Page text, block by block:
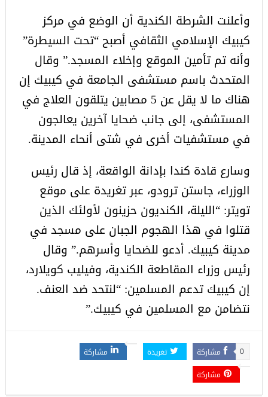
وأعلنت الشرطة الكندية أن الوضع في مركز
كيبيك الإسلامي الثقافي أصبح “تحت السيطرة”
وأنه تم تأمين الموقع وإخلاء المسجد.” وقال
المتحدث باسم مستشفى الجامعة في كيبيك إن
هناك ما لا يقل عن 5 مصابين يتلقون العلاج في
المستشفى، إلى جانب ضحايا آخرين يعالجون
في مستشفيات أخرى في شتى أنحاء المدينة.
وسارع قادة كندا بإدانة الواقعة، إذ قال رئيس
الوزراء، جاستن ترودو، عبر تغريدة على موقع
تويتر: “الليلة، الكنديون حزينون لأولئك الذين
قتلوا في هذا الهجوم الجبان على مسجد في
مدينة كيبيك. أدعو للضحايا وأسرهم.” وقال
رئيس وزراء المقاطعة الكندية، وفيليب كويلارد،
إن كيبيك تدعم المسلمين: “لنتحد ضد العنف.
نتضامن مع المسلمين في كيبيك.”
مشاركة 0 تغريدة
مشاركة
مشاركة